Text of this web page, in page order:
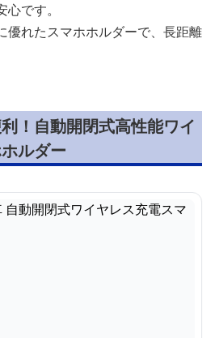
です。
優れたスマホホルダーで、長距離
！自動開閉式高性能ワイ
ルダー